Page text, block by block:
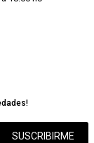
SUSCRIBIRME